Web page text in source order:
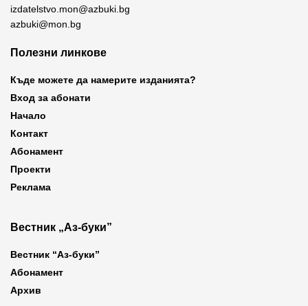
izdatelstvo.mon@azbuki.bg
azbuki@mon.bg
Полезни линкове
Къде можете да намерите изданията?
Вход за абонати
Начало
Контакт
Абонамент
Проекти
Реклама
Вестник „Аз-буки”
Вестник “Аз-буки”
Абонамент
Архив